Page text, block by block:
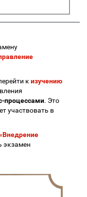
к изучению
процессами. Это
участвовать в
экзамен